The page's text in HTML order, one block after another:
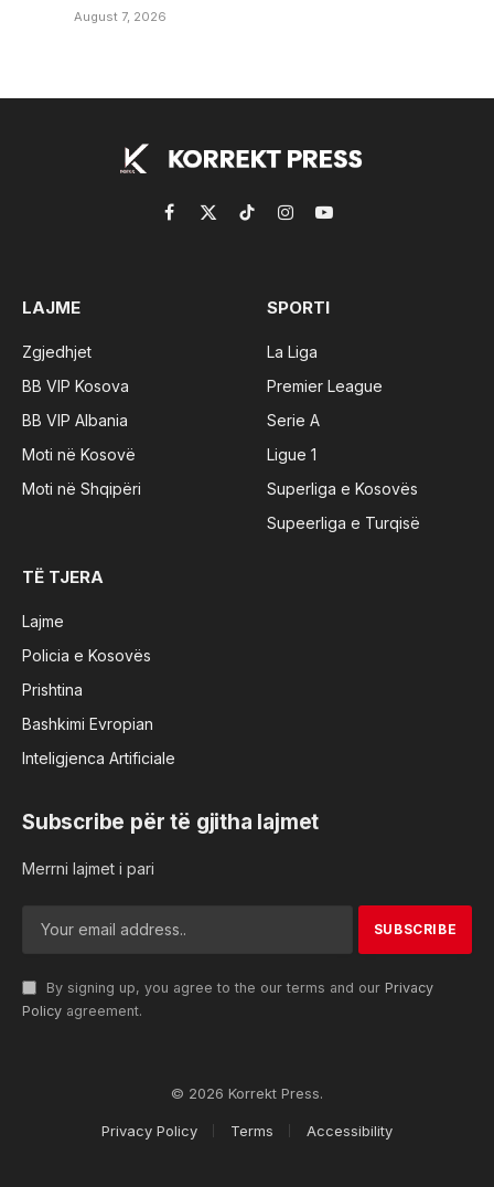
August 7, 2026
Facebook
X
TikTokInstagramYouTube
LAJME
Zgjedhjet
BB VIP Kosova
BB VIP Albania
Moti në Kosovë
Moti në Shqipëri
SPORTI
La Liga
Premier League
Serie A
Ligue 1
Superliga e Kosovës
Supeerliga e Turqisë
TË TJERA
Lajme
Policia e Kosovës
Prishtina
Bashkimi Evropian
Inteligjenca Artificiale
Subscribe për të gjitha lajmet
Merrni lajmet i pari
By signing up, you agree to the our terms and our Privacy
Policy agreement.
© 2026 Korrekt Press.
Privacy Policy Terms Accessibility